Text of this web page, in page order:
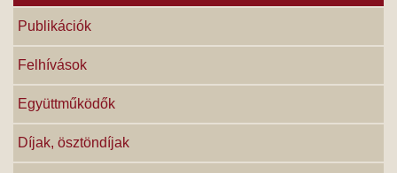
Publikációk
Felhívások
Együttműködők
Díjak, ösztöndíjak